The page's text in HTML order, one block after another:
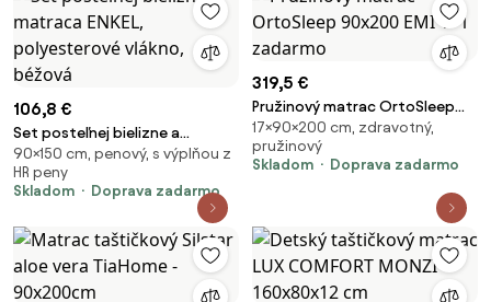
106,8 €
Set posteľnej bielizne a
matraca ENKEL, polyesterové
vlákno, béžová
90×150 cm, penový, s výplňou z
HR peny
Skladom
Doprava zadarmo
319,5 €
Pružinový matrac OrtoSleep
90x200 EMI 1+1 zadarmo
17×90×200 cm, zdravotný,
pružinový
Skladom
Doprava zadarmo